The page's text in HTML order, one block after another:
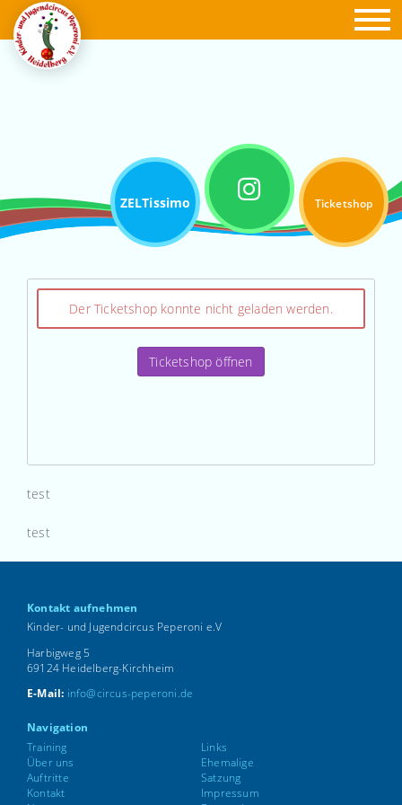
Ticketshop
ZELTissimo
Der Ticketshop konnte nicht geladen werden.
Ticketshop öffnen
test
test
Kontakt aufnehmen
Kinder- und Jugendcircus Peperoni e.V
Harbigweg 5
69124 Heidelberg-Kirchheim
E-Mail: info@circus-peperoni.de
Navigation
Training
Über uns
Auftritte
Kontakt
Links
Ehemalige
Satzung
Impressum